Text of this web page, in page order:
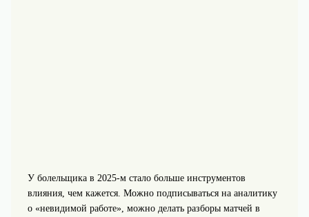
У болельщика в 2025‑м стало больше инструментов
влияния, чем кажется. Можно подписываться на аналитику
о «невидимой работе», можно делать разборы матчей в